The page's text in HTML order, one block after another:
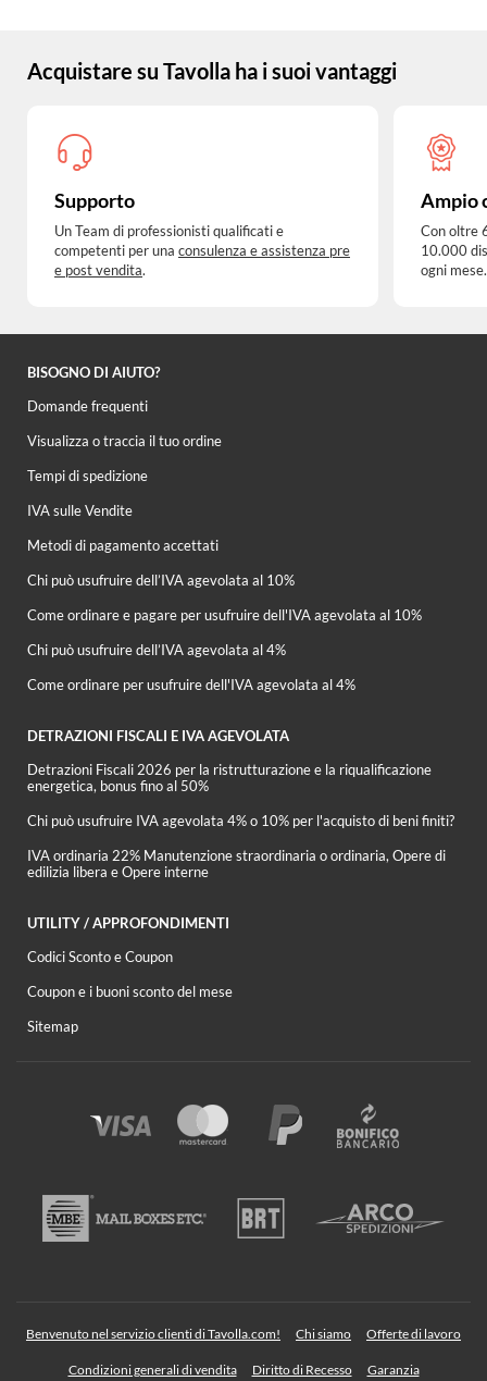
Acquistare su Tavolla ha i suoi vantaggi
Supporto
Un Team di professionisti qualificati e
competenti per una consulenza e assistenza pre
e post vendita.
Ampio
Con oltre
10.000
ogni mese.
BISOGNO DI AIUTO?
Domande frequenti
Visualizza o traccia il tuo ordine
Tempi di spedizione
IVA sulle Vendite
Metodi di pagamento accettati
Chi può usufruire dell’IVA agevolata al 10%
Come ordinare e pagare per usufruire dell'IVA agevolata al 10%
Chi può usufruire dell’IVA agevolata al 4%
Come ordinare per usufruire dell'IVA agevolata al 4%
DETRAZIONI FISCALI E IVA AGEVOLATA
Detrazioni Fiscali 2026 per la ristrutturazione e la riqualificazione
energetica, bonus fino al 50%
Chi può usufruire IVA agevolata 4% o 10% per l'acquisto di beni finiti?
IVA ordinaria 22% Manutenzione straordinaria o ordinaria, Opere di
edilizia libera e Opere interne
UTILITY / APPROFONDIMENTI
Codici Sconto e Coupon
Coupon e i buoni sconto del mese
Sitemap
Benvenuto nel servizio clienti di Tavolla.com! Chi siamo Offerte di lavoro
Condizioni generali di vendita Diritto di Recesso Garanzia